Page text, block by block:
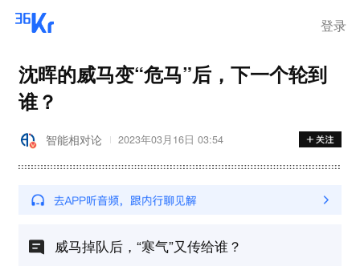
登录
沈晖的威马变“危马”后，下一个轮到
谁？
智能相对论 2023年03月16日 03:54
威马掉队后，“寒气”又传给谁？